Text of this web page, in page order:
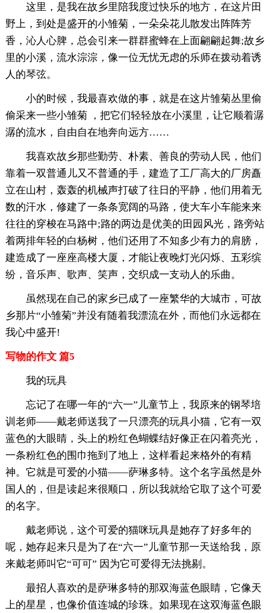
这里，是我在故乡里陪我度过快乐的地方，在这片田
野上，到处是盛开的小雏菊，一朵朵花儿散发出阵阵芳
香，沁人心脾，总会引来一群群蜜蜂在上面翩翩起舞;故乡
里的小溪，流水淙淙，像一位无忧无虑的乐师在拨动着诱
人的琴弦。
小的时候，我最喜欢做的事，就是在这片雏菊丛里偷
偷采来一些小雏菊 ，把它们轻轻放在小溪里，让它顺着潺
潺的流水，自由自在地奔向远方……
我喜欢故乡那些勤劳、朴素、善良的劳动人民，他们
靠着一双普通儿又不普通的手，建造了工厂高大的厂房矗
立在山村，轰轰的机械声打破了往日的平静，他们用着无
数的汗水，修建了一条条宽阔的马路，使大车小车能来来
往往的穿梭在马路中;路的两边是优美的田园风光，路旁站
着两排年轻的白杨树，他们还用了不知多少有力的肩膀，
建造成了一座座高楼大厦，才能让夜晚灯光闪烁、五彩缤
纷，音乐声、歌声、笑声，交织成一支动人的乐曲。
虽然现在自己的家乡已成了一座繁华的大城市，可故
乡那片“小雏菊”并没有随着我漂流在外，而他们永远都在
我心中盛开!
写物的作文 篇5
我的玩具
忘记了在哪一年的“六一”儿童节上，我原来的钢琴培
训老师——戴老师送我了一只漂亮的玩具小猫，它有一双
蓝色的大眼睛，头上的粉红色蝴蝶结好像正在闪着亮光，
一条粉红色的围巾拖到了地上，这样看起来格外的有精
神。它就是可爱的小猫——萨琳多特。这个名字虽然是外
国人的，但是读起来很顺口，所以我就给它取了这个可爱
的名字。
戴老师说，这个可爱的猫咪玩具是她存了好多年的
呢，她存起来只是为了在“六一”儿童节那一天送给我，原
来戴老师叫它“可可” 因为它可爱得无法挑剔。
最招人喜欢的是萨琳多特的那双海蓝色眼睛，它像天
上的星星，也像价值连城的珍珠。如果现在这双海蓝色眼